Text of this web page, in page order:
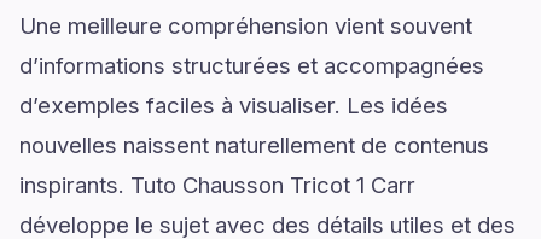
Une meilleure compréhension vient souvent
d’informations structurées et accompagnées
d’exemples faciles à visualiser. Les idées
nouvelles naissent naturellement de contenus
inspirants. Tuto Chausson Tricot 1 Carr
développe le sujet avec des détails utiles et des